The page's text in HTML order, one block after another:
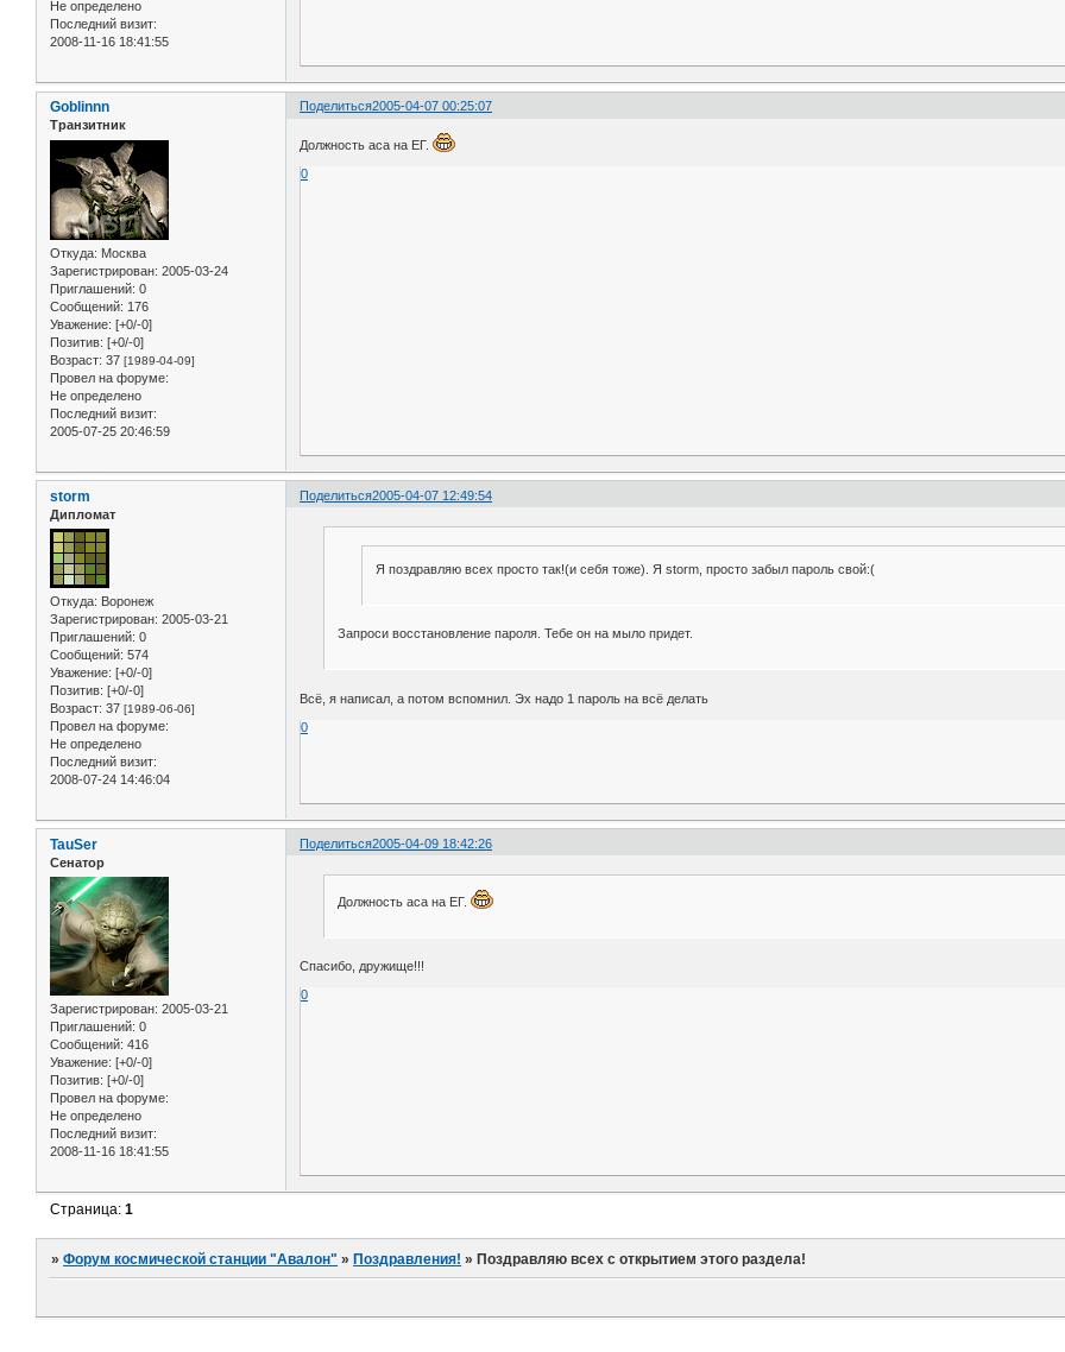
Не определено
Последний визит:
2008-11-16 18:41:55
Поделиться2005-04-07 00:25:07
Goblinnn
Транзитник
Откуда: Москва
Зарегистрирован: 2005-03-24
Приглашений: 0
Сообщений: 176
Уважение: [+0/-0]
Позитив: [+0/-0]
Возраст: 37 [1989-04-09]
Провел на форуме:
Не определено
Последний визит:
2005-07-25 20:46:59
Должность аса на ЕГ.
0
Поделиться2005-04-07 12:49:54
storm
Дипломат
Откуда: Воронеж
Зарегистрирован: 2005-03-21
Приглашений: 0
Сообщений: 574
Уважение: [+0/-0]
Позитив: [+0/-0]
Возраст: 37 [1989-06-06]
Провел на форуме:
Не определено
Последний визит:
2008-07-24 14:46:04
Я поздравляю всех просто так!(и себя тоже). Я storm, просто забыл пароль свой:(
Запроси восстановление пароля. Тебе он на мыло придет.
Всё, я написал, а потом вспомнил. Эх надо 1 пароль на всё делать
0
Поделиться2005-04-09 18:42:26
TauSer
Сенатор
Зарегистрирован: 2005-03-21
Приглашений: 0
Сообщений: 416
Уважение: [+0/-0]
Позитив: [+0/-0]
Провел на форуме:
Не определено
Последний визит:
2008-11-16 18:41:55
Должность аса на ЕГ.
Спасибо, дружище!!!
0
Страница:1
»Форум космической станции "Авалон" »Поздравления! »Поздравляю всех с открытием этого раздела!